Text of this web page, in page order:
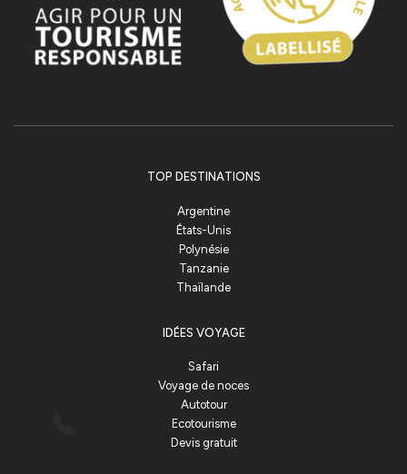
TOP DESTINATIONS
Argentine
États-Unis
Polynésie
Tanzanie
Thaïlande
IDÉES VOYAGE
Safari
Voyage de noces
Autotour
Ecotourisme
Devis gratuit